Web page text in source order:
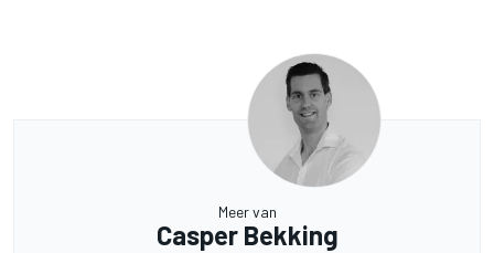
Meer van
Casper Bekking